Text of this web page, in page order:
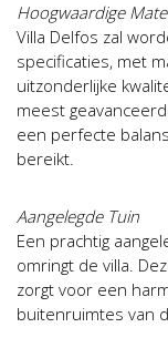
Hoogwaardige
Villa Delfos zal
specificaties, met
uitzonderlijke
meest
een perfecte
bereikt.
Aangelegde Tuin
Een prachtig
omringt de villa.
zorgt voor een
buitenruimtes van